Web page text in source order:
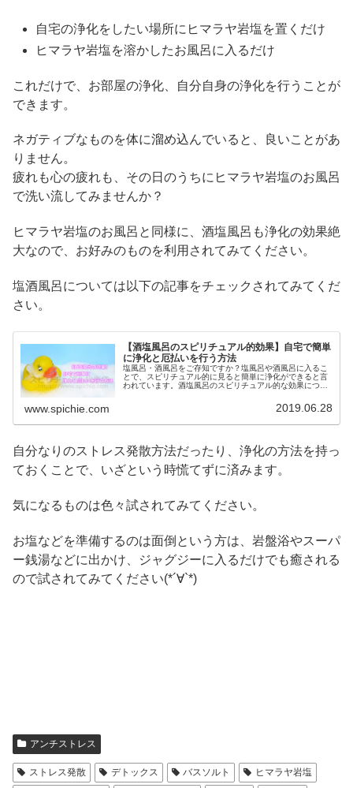
自宅の浄化をしたい場所にヒマラヤ岩塩を置くだけ
ヒマラヤ岩塩を溶かしたお風呂に入るだけ
これだけで、お部屋の浄化、自分自身の浄化を行うことが
できます。
ネガティブなものを体に溜め込んでいると、良いことがあ
りません。
疲れも心の疲れも、その日のうちにヒマラヤ岩塩のお風呂
で洗い流してみませんか？
ヒマラヤ岩塩のお風呂と同様に、酒塩風呂も浄化の効果絶
大なので、お好みのものを利用されてみてください。
塩酒風呂については以下の記事をチェックされてみてくだ
さい。
【酒塩風呂のスピリチュアル的効果】自宅で簡単
に浄化と厄払いを行う方法
塩風呂・酒風呂をご存知ですか？塩風呂や酒風呂に入るこ
とで、スピリチュアル的に見ると簡単に浄化ができると言
われています。酒塩風呂のスピリチュアル的な効果につい
www.spichie.com 2019.06.28
自分なりのストレス発散方法だったり、浄化の方法を持っ
ておくことで、いざという時慌てずに済みます。
気になるものは色々試されてみてください。
お塩などを準備するのは面倒という方は、岩盤浴やスーパ
ー銭湯などに出かけ、ジャグジーに入るだけでも癒される
ので試されてみてください(*´∀`*)
アンチストレス
ストレス発散 デトックス バスソルト
ヒマラヤ岩塩